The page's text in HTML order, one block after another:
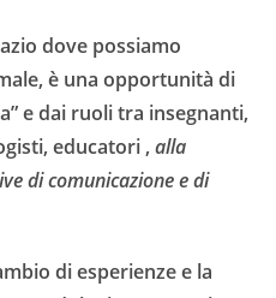
dove possiamo
è una opportunità di
e dai ruoli tra insegnanti,
educatori ,alla
di comunicazione e di
di esperienze e la